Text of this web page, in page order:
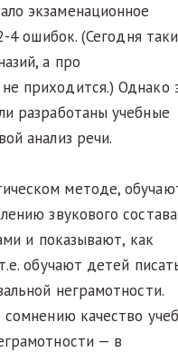
экзаменационное
4 ошибок. (Сегодня
а про
приходится.) Однако
разработаны учебные
анализ речи.
методе,
звукового состава
и показывают, как
обучают детей
неграмотности.
качество
— в